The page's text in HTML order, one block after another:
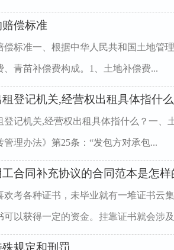
偿标准
偿标准一、根据中华人民共和国土地管
青苗补偿费构成。1、土地补偿费...
登记机关,经营权出租具体指什
登记机关,经营权出租具体指什么？一、
理办法》第25条：“发包方对承包...
合同补充协议的合同范本是怎样
欢考各种证书，未毕业就有一堆证书云
可以获得一定的资金。挂靠证书就会涉
规定和刑罚